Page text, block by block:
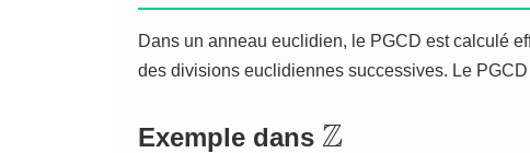
Dans un anneau euclidien, le PGCD est calculé
des divisions euclidiennes successives. Le
Exemple dans
Z